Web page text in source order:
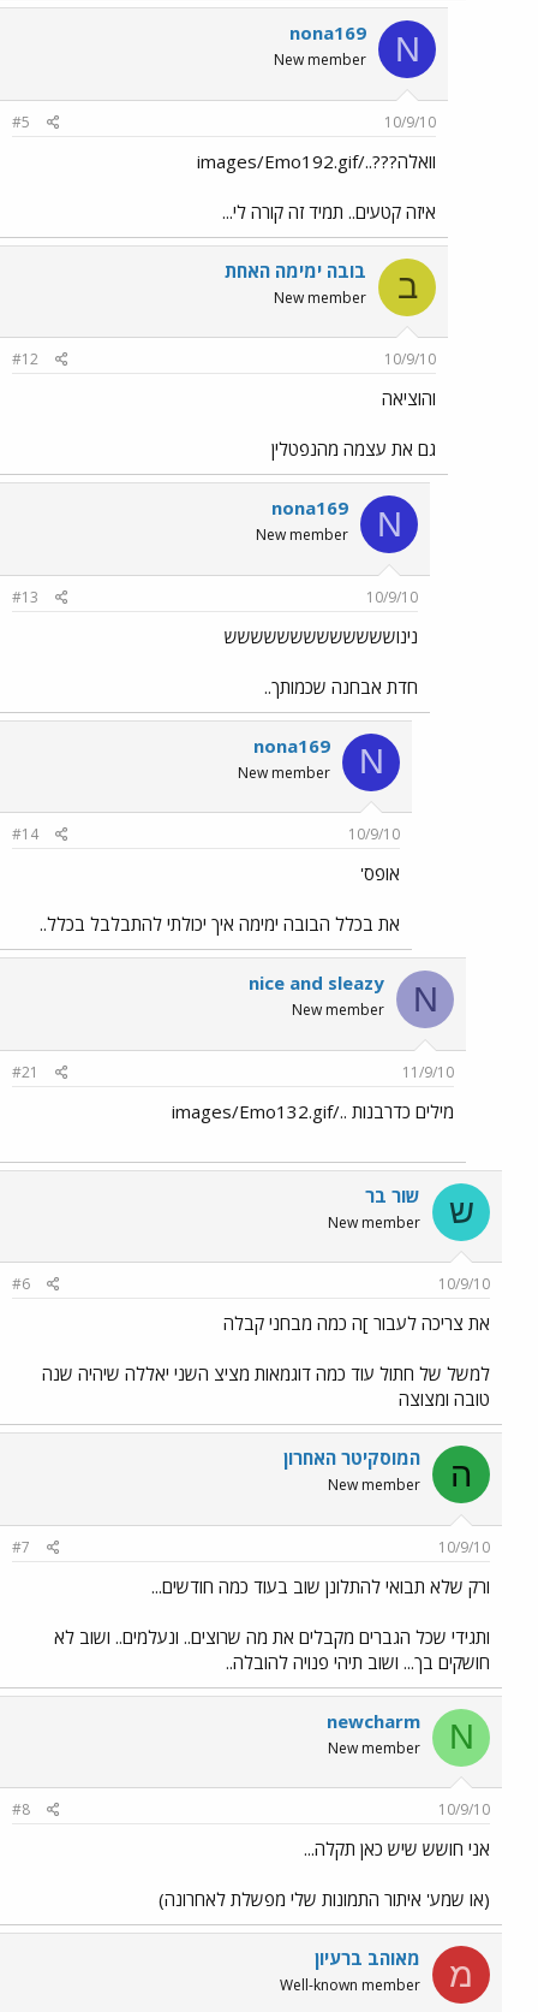
N
nona169
New member
10/9/10
#5
וואלה???../images/Emo192.gif
איזה קטעים.. תמיד זה קורה לי...
ב בובה ימימה האחת
New member
10/9/10
#12
והוציאה
גם את עצמה מהנפטלין
N
nona169
New member
10/9/10
#13
נינוששששששששששששש
חדת אבחנה שכמותך..
N
nona169
New member
10/9/10
#14
אופס'
את בכלל הבובה ימימה איך יכולתי להתבלבל בכלל..
N
nice and sleazy
New member
11/9/10
#21
מילים כדרבנות ../images/Emo132.gif
ש שור בר
New member
10/9/10
#6
את צריכה לעבור ]ה כמה מבחני קבלה
למשל של חתול עוד כמה דוגמאות מציצ השני יאללה שיהיה שנה
טובה ומצוצה
ה המוסקיטר האחרון
New member
10/9/10
#7
ורק שלא תבואי להתלונן שוב בעוד כמה חודשים...
ותגידי שכל הגברים מקבלים את מה שרוצים.. ונעלמים.. ושוב לא
חושקים בך... ושוב תיהי פנויה להובלה..
N
newcharm
New member
10/9/10
#8
אני חושש שיש כאן תקלה...
(או שמע' איתור התמונות שלי מפשלת לאחרונה)
מ מאוהב ברעיון
Well-known member